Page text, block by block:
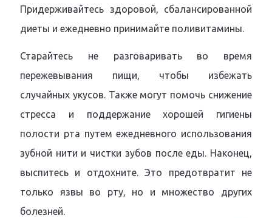
Придерживайтесь здоровой, сбалансированной
диеты и ежедневно принимайте поливитамины.
Старайтесь не разговаривать во время
пережевывания пищи, чтобы избежать
случайных укусов. Также могут помочь снижение
стресса и поддержание хорошей гигиены
полости рта путем ежедневного использования
зубной нити и чистки зубов после еды. Наконец,
выспитесь и отдохните. Это предотвратит не
только язвы во рту, но и множество других
болезней.